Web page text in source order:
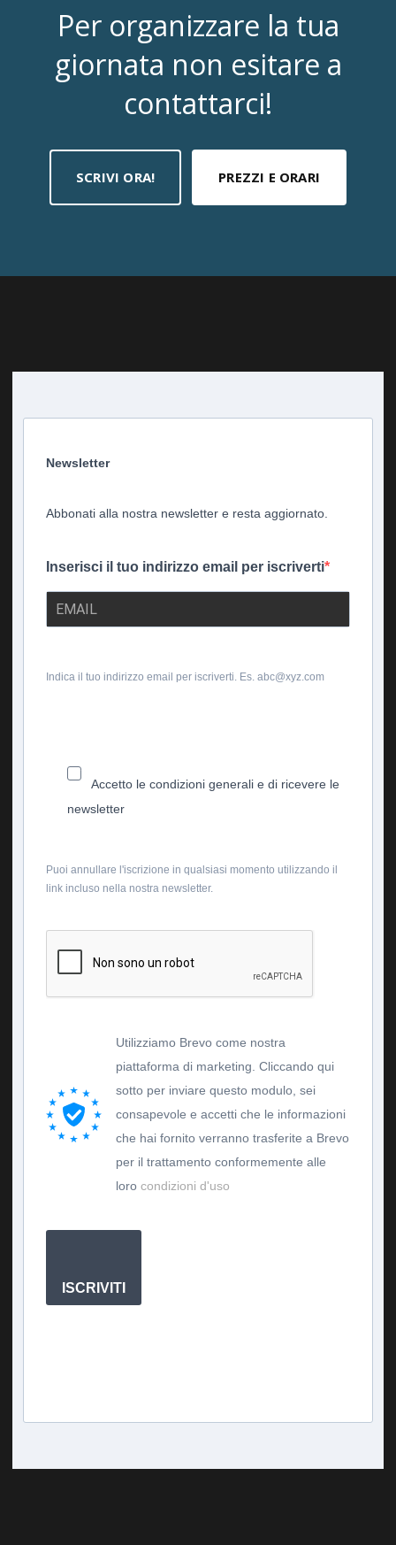
Per organizzare la tua
giornata non esitare a
contattarci!
SCRIVI ORA! PREZZI E ORARI
Newsletter
Abbonati alla nostra newsletter e resta aggiornato.
Inserisci il tuo indirizzo email per iscriverti
Indica il tuo indirizzo email per iscriverti. Es. abc@xyz.com
Accetto le condizioni generali e di ricevere le
newsletter
Puoi annullare l'iscrizione in qualsiasi momento utilizzando il
link incluso nella nostra newsletter.
Utilizziamo Brevo come nostra
piattaforma di marketing. Cliccando qui
sotto per inviare questo modulo, sei
consapevole e accetti che le informazioni
che hai fornito verranno trasferite a Brevo
per il trattamento conformemente alle
lorocondizioni d'uso
ISCRIVITI